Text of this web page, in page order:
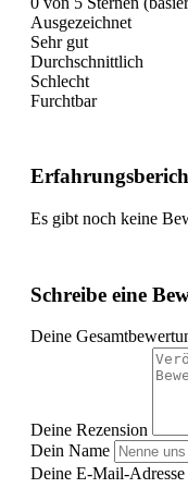
Ausgezeichnet
Sehr gut
Durchschnittlich
Schlecht
Furchtbar
Es gibt noch keine
Schreibe eine
Deine
Deine Rezension
Dein Name
Deine E-Mail-Adresse